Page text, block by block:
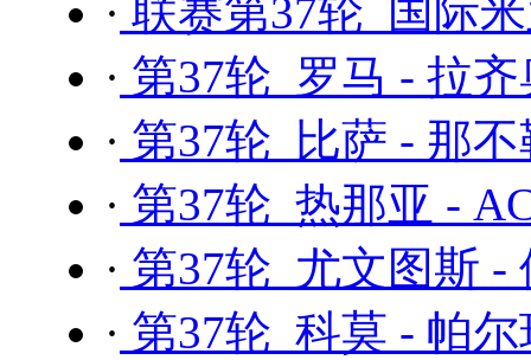
· 联赛第37轮 国际
· 第37轮 罗马 - 拉
· 第37轮 比萨 - 那
· 第37轮 热那亚 -
· 第37轮 尤文图斯 -
· 第37轮 科莫 - 帕